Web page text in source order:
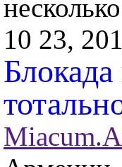
10 23,